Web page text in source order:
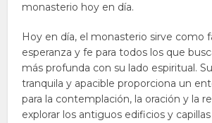
monasterio hoy en día.
Hoy en día, el monasterio sirve como
esperanza y fe para todos los que
más profunda con su lado espiritual.
tranquila y apacible proporciona un
para la contemplación, la oración y la
explorar los antiguos edificios y